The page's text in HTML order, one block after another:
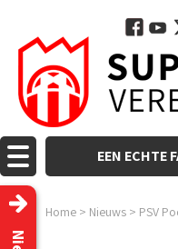
EEN ECHTE
Home > Nieuws > PSV